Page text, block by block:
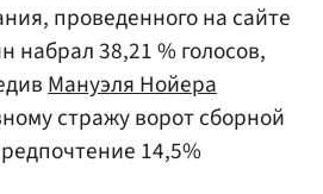
проведенного на сайте
набрал 38,21 % голосов,
Мануэля Нойера
стражу ворот сборной
14,5%